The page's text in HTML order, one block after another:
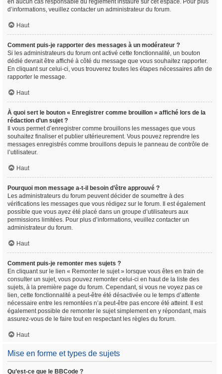
en aucun cas responsable du règlement instauré sur cet espace. Pour plus
d’informations, veuillez contacter un administrateur du forum.
Haut
Comment puis-je rapporter des messages à un modérateur ?
Si les administrateurs du forum ont activé cette fonctionnalité, un bouton
dédié devrait être affiché à côté du message que vous souhaitez rapporter.
En cliquant sur celui-ci, vous trouverez toutes les étapes nécessaires afin de
rapporter le message.
Haut
À quoi sert le bouton « Enregistrer comme brouillon » affiché lors de la
rédaction d’un sujet ?
Il vous permet d’enregistrer comme brouillons les messages que vous
souhaitez finaliser et publier ultérieurement. Vous pouvez reprendre les
messages enregistrés comme brouillons depuis le panneau de contrôle de
l’utilisateur.
Haut
Pourquoi mon message a-t-il besoin d’être approuvé ?
Les administrateurs du forum peuvent décider de soumettre à des
vérifications les messages que vous rédigez sur le forum. Il est également
possible que vous ayez été placé dans un groupe d’utilisateurs aux
permissions limitées. Pour plus d’informations, veuillez contacter un
administrateur du forum.
Haut
Comment puis-je remonter mes sujets ?
En cliquant sur le lien « Remonter le sujet » lorsque vous êtes en train de
consulter un sujet, vous pouvez remonter celui-ci en haut de la liste des
sujets, à la première page du forum. Cependant, si vous ne voyez pas ce
lien, cette fonctionnalité a peut-être été désactivée ou le temps d’attente
nécessaire entre les remontées n’a peut-être pas encore été atteint. Il est
également possible de remonter le sujet simplement en y répondant, mais
assurez-vous de le faire tout en respectant les règles du forum.
Haut
Mise en forme et types de sujets
Qu’est-ce que le BBCode ?